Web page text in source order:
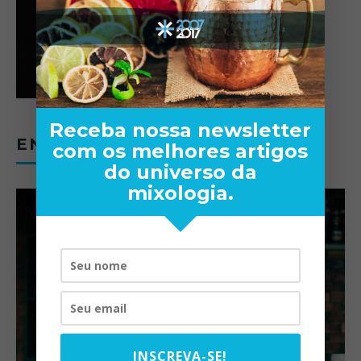
ENTREVISTAS
Receba nossa newsletter
com os melhores artigos
do universo da
mixologia.
INSCREVA-SE!